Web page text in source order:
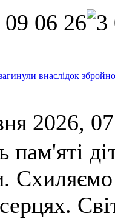
внаслідок
2026,
пам'яті
Схиляємо